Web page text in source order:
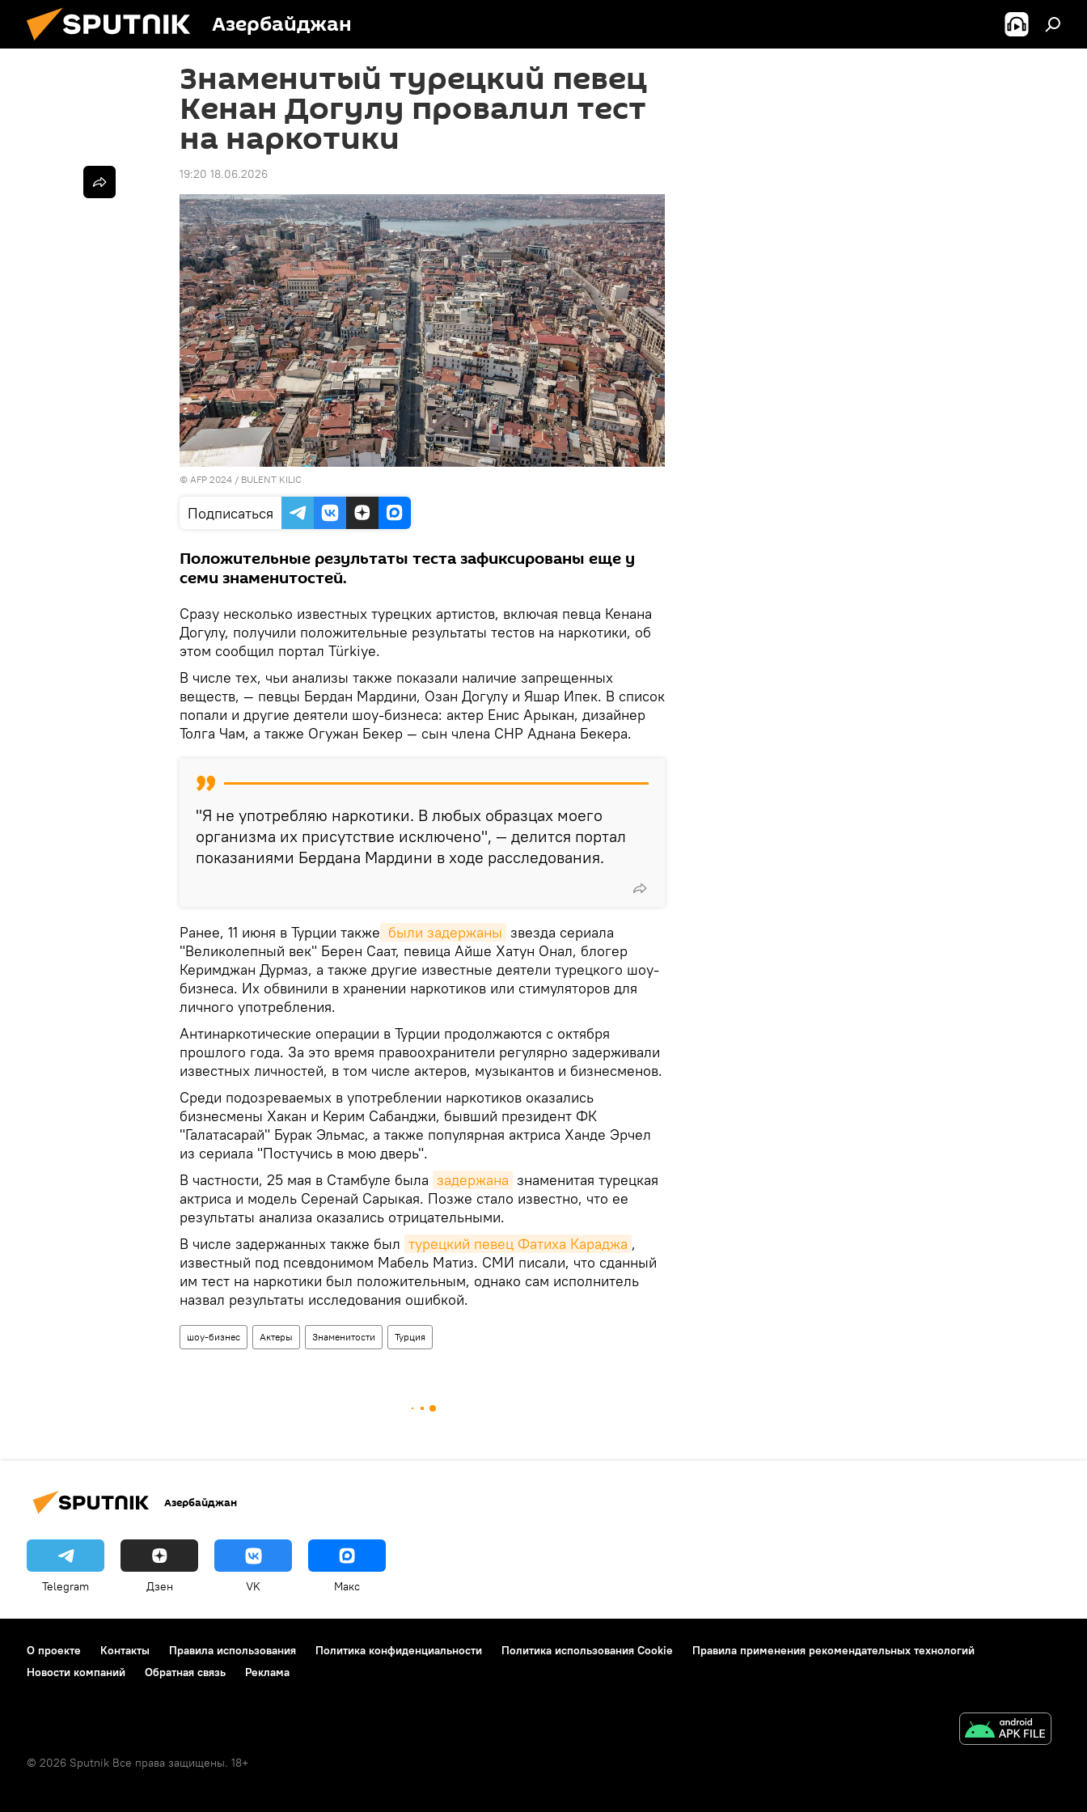
Азербайджан
Знаменитый турецкий певец
Кенан Догулу провалил тест
на наркотики
19:20 18.06.2026
© AFP 2024 / BULENT KILIC
Подписаться
Положительные результаты теста зафиксированы еще у
семи знаменитостей.
Сразу несколько известных турецких артистов, включая певца Кенана
Догулу, получили положительные результаты тестов на наркотики, об
этом сообщил портал Türkiye.
В числе тех, чьи анализы также показали наличие запрещенных
веществ, — певцы Бердан Мардини, Озан Догулу и Яшар Ипек. В список
попали и другие деятели шоу-бизнеса: актер Енис Арыкан, дизайнер
Толга Чам, а также Огужан Бекер — сын члена CHP Аднана Бекера.
"Я не употребляю наркотики. В любых образцах моего
организма их присутствие исключено", — делится портал
показаниями Бердана Мардини в ходе расследования.
Ранее, 11 июня в Турции также были задержаны звезда сериала
"Великолепный век" Берен Саат, певица Айше Хатун Онал, блогер
Керимджан Дурмаз, а также другие известные деятели турецкого шоу-
бизнеса. Их обвинили в хранении наркотиков или стимуляторов для
личного употребления.
Антинаркотические операции в Турции продолжаются с октября
прошлого года. За это время правоохранители регулярно задерживали
известных личностей, в том числе актеров, музыкантов и бизнесменов.
Среди подозреваемых в употреблении наркотиков оказались
бизнесмены Хакан и Керим Сабанджи, бывший президент ФК
"Галатасарай" Бурак Эльмас, а также популярная актриса Ханде Эрчел
из сериала "Постучись в мою дверь".
В частности, 25 мая в Стамбуле была задержана знаменитая турецкая
актриса и модель Серенай Сарыкая. Позже стало известно, что ее
результаты анализа оказались отрицательными.
В числе задержанных также был турецкий певец Фатиха Караджа ,
известный под псевдонимом Мабель Матиз. СМИ писали, что сданный
им тест на наркотики был положительным, однако сам исполнитель
назвал результаты исследования ошибкой.
шоу-бизнес Актеры Знаменитости Турция
Азербайджан
Telegram Дзен VK Макс
О проекте Контакты Правила использования Политика конфиденциальности Политика использования Cookie
Правила применения рекомендательных технологий
Новости компаний
Обратная связь Реклама
© 2026 Sputnik Все права защищены. 18+